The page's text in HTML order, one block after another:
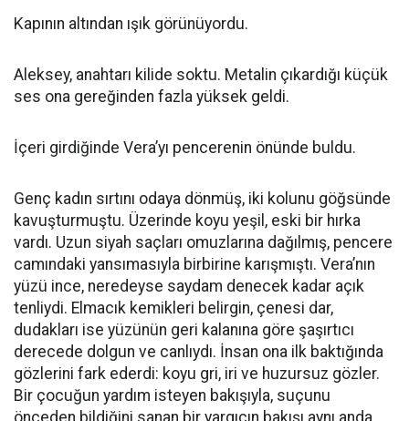
Kapının altından ışık görünüyordu.
Aleksey, anahtarı kilide soktu. Metalin çıkardığı küçük
ses ona gereğinden fazla yüksek geldi.
İçeri girdiğinde Vera’yı pencerenin önünde buldu.
Genç kadın sırtını odaya dönmüş, iki kolunu göğsünde
kavuşturmuştu. Üzerinde koyu yeşil, eski bir hırka
vardı. Uzun siyah saçları omuzlarına dağılmış, pencere
camındaki yansımasıyla birbirine karışmıştı. Vera’nın
yüzü ince, neredeyse saydam denecek kadar açık
tenliydi. Elmacık kemikleri belirgin, çenesi dar,
dudakları ise yüzünün geri kalanına göre şaşırtıcı
derecede dolgun ve canlıydı. İnsan ona ilk baktığında
gözlerini fark ederdi: koyu gri, iri ve huzursuz gözler.
Bir çocuğun yardım isteyen bakışıyla, suçunu